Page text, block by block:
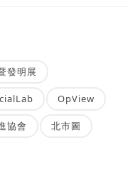
發明展
OpView
協會 北市圖